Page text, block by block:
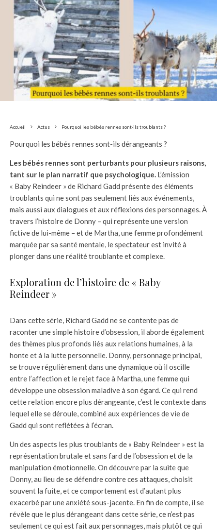
Accueil Actus Pourquoi les bébés rennes sont-ils troublants ?
Pourquoi les bébés rennes sont-ils dérangeants ?
Les bébés rennes sont perturbants pour plusieurs raisons,
tant sur le plan narratif que psychologique. L’émission
« Baby Reindeer » de Richard Gadd présente des éléments
troublants qui ne sont pas seulement liés aux événements,
mais aussi aux dialogues et aux réflexions des personnages. À
travers l’histoire de Donny – qui représente une version
fictive de lui-même – et de Martha, une femme profondément
marquée par sa santé mentale, le spectateur est invité à
plonger dans une réalité troublante et complexe.
Exploration de l’histoire de « Baby
Reindeer »
Dans cette série, Richard Gadd ne se contente pas de
raconter une simple histoire d’obsession, il aborde également
des thèmes plus profonds liés aux relations humaines, à la
honte et à la lutte personnelle. Donny, personnage principal,
se trouve régulièrement dans une dynamique où il oscille
entre l’affection et le rejet face à Martha, une femme qui
développe une obsession maladive à son égard. Ce qui rend
cette relation encore plus dérangeante, c’est le contexte dans
lequel elle se déroule, combiné aux expériences de vie de
Gadd qui sont reflétées à l’écran.
Un des aspects les plus troublants de « Baby Reindeer » est la
représentation brutale et sans fard de l’obsession et de la
manipulation émotionnelle. On découvre par la suite que
Donny, au lieu de se défendre contre ces attaques, choisit
souvent la fuite, et ce comportement est d’autant plus
exacerbé par une anxiété sous-jacente. En fin de compte, il se
révèle que le plus dérangeant dans cette série, ce n’est pas
seulement ce qui est fait aux personnages, mais plutôt ce qui